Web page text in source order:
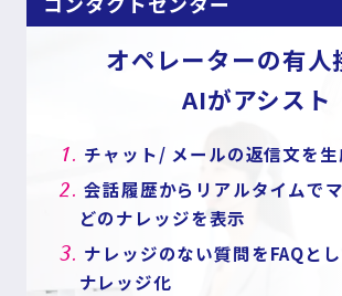
オペレーターの有人
AIがアシスト
1. チャット/ メールの返信文を生
2.会話履歴からリアルタイムで
どのナレッジを表示
3. ナレッジのない質問をFAQと
ナレッジ化